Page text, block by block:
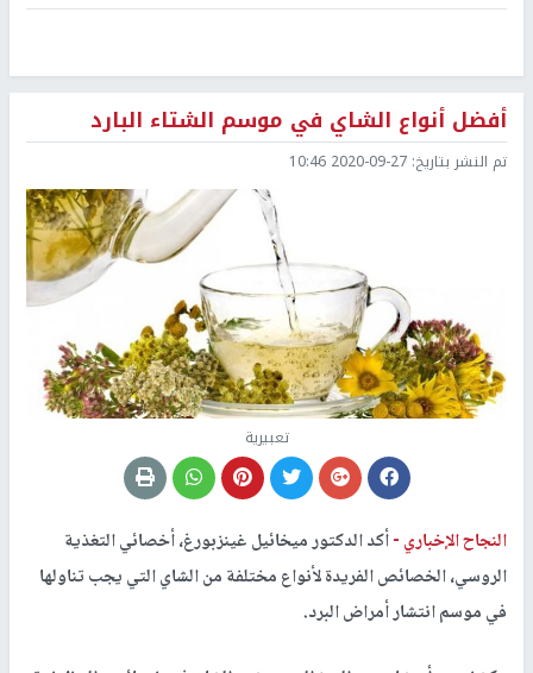
أفضل أنواع الشاي في موسم الشتاء البارد
تم النشر بتاريخ: 2020-09-27 10:46
تعبيرية
النجاح الإخباري -أكد الدكتور ميخائيل غينزبورغ، أخصائي التغذية
الروسي، الخصائص الفريدة لأنواع مختلفة من الشاي التي يجب تناولها
في موسم انتشار أمراض البرد.